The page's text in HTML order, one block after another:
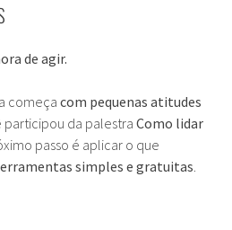
de agir.
começa com pequenas atitudes
participou da palestra Como lidar
passo é aplicar o que
simples e gratuitas.